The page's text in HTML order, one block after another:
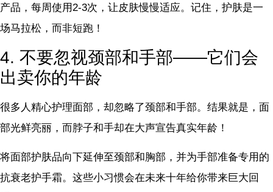
产品，每周使用2-3次，让皮肤慢慢适应。记住，护肤是一
场马拉松，而非短跑！
4. 不要忽视颈部和手部——它们会
出卖你的年龄
很多人精心护理面部，却忽略了颈部和手部。结果就是，面
部光鲜亮丽，而脖子和手却在大声宣告真实年龄！
将面部护肤品向下延伸至颈部和胸部，并为手部准备专用的
抗衰老护手霜。这些小习惯会在未来十年给你带来巨大回